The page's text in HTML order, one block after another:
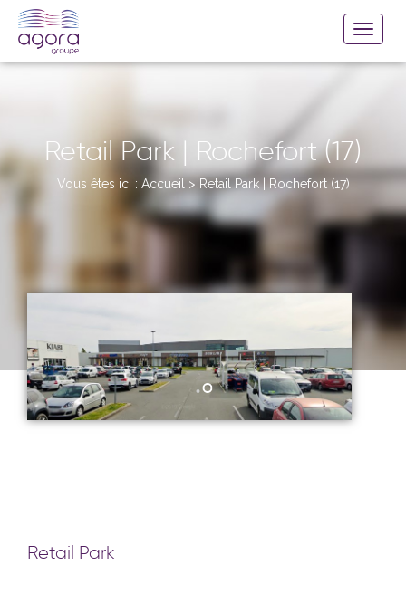
Retail Park | Rochefort (17)
Vous êtes ici : Accueil > Retail Park | Rochefort (17)
Retail Park